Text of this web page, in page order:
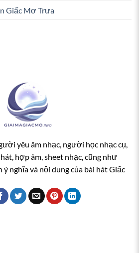
Giấc Mơ Trưa
yêu âm nhạc, người học nhạc cụ,
hợp âm, sheet nhạc, cũng như
nghĩa và nội dung của bài hát Giấc